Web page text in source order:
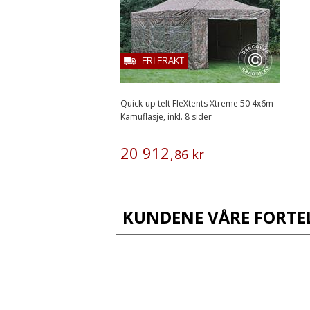
Quick-up telt FleXtents Xtreme 50 4x6m
Kamuflasje, inkl. 8 sider
20 912,86 kr
FRI FRAKT
KUNDENE VÅRE